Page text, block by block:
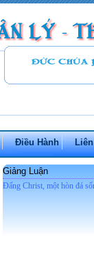
Điều Hành
Giảng Luận
Đấng Christ, một hòn đá